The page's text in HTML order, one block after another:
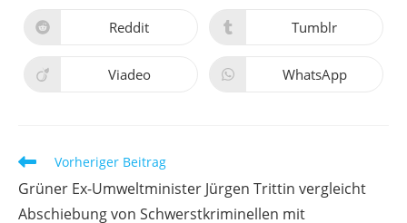
Reddit Tumblr
Viadeo WhatsApp
Vorheriger Beitrag
Grüner Ex-Umweltminister Jürgen Trittin vergleicht
Abschiebung von Schwerstkriminellen mit